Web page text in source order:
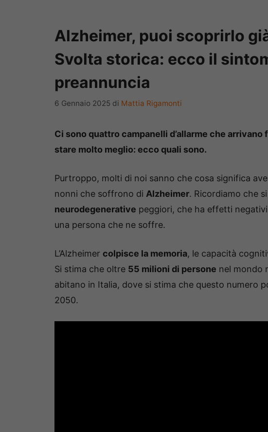
Alzheimer, puoi scoprirlo
Svolta storica: ecco il
preannuncia
6 Gennaio 2025 di Mattia Rigamonti
Ci sono quattro campanelli d’allarme che
stare molto meglio: ecco quali sono.
Purtroppo, molti di noi sanno che cosa significa
nonni che soffrono di Alzheimer. Ricordiamo che
neurodegenerative peggiori, che ha effetti
una persona che ne soffre.
L’Alzheimer colpisce la memoria, le capacità
Si stima che oltre 55 milioni di persone nel mondo
abitano in Italia, dove si stima che questo numero
2050.